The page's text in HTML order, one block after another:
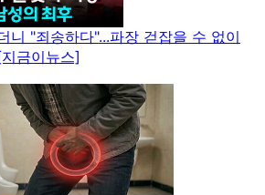
니 "죄송하다"...파장 걷잡을 수 없이
금이뉴스]